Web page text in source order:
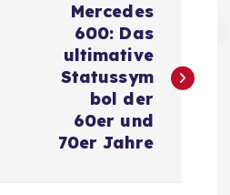
Mercedes
600: Das
ultimative
Statussym
bol der
60er und
70er Jahre